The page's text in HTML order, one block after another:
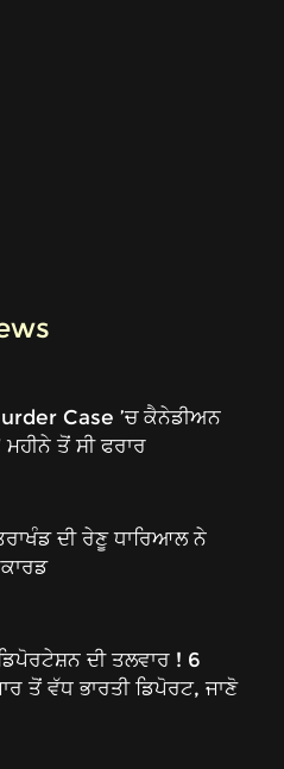
Case ’ਚ ਕੈਨੇਡੀਅਨ
ਮਹੀਨੇ ਤੋਂ ਸੀ ਫਰਾਰ
ਦੀ ਰੇਣੂ ਧਾਰਿਆਲ ਨੇ
ਦੀ ਤਲਵਾਰ ! 6
ਤੋਂ ਵੱਧ ਭਾਰਤੀ ਡਿਪੋਰਟ, ਜਾਣੋ